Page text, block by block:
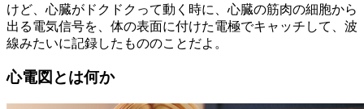
けど、心臓がドクドクって動く時に、心臓の筋肉の細胞から
出る電気信号を、体の表面に付けた電極でキャッチして、波
線みたいに記録したもののことだよ。
心電図とは何か